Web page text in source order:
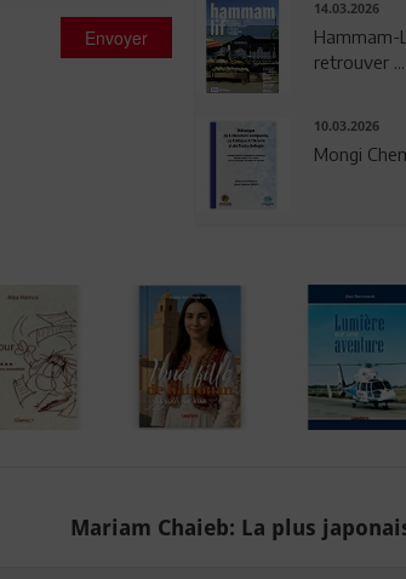
Envoyer
14.03.2026
Hammam-
retrouver ...
10.03.2026
Mongi
Mariam Chaieb: La plus